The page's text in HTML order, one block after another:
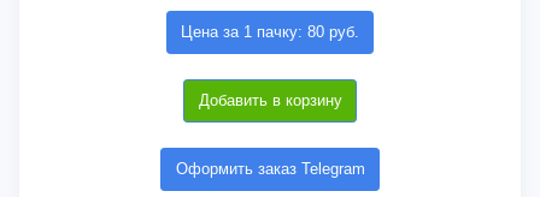
Цена за 1 пачку: 80 руб.
Добавить в корзину
Оформить заказ Telegram